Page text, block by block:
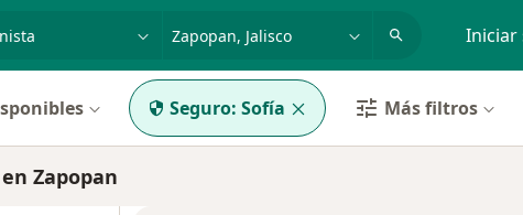
Iniciar
Seguro: Sofía Más filtros
Zapopan